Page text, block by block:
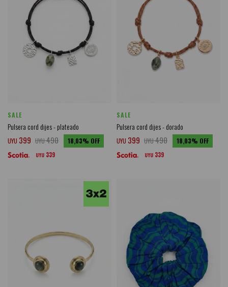
SALE
Pulsera cord dijes - plateado
UYU 399 UYU490 18,03
UYU 339
SALE
Pulsera cord dijes - dorado
UYU 399 UYU490 18,03
UYU 339